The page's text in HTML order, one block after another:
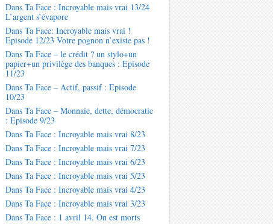
Dans Ta Face : Incroyable mais vrai 13/24
L’argent s’évapore
Dans Ta Face: Incroyable mais vrai !
Episode 12/23 Votre pognon n’existe pas !
Dans Ta Face – le crédit ? un stylo+un
papier+un privilège des banques : Episode
11/23
Dans Ta Face – Actif, passif : Episode
10/23
Dans Ta Face – Monnaie, dette, démocratie
: Episode 9/23
Dans Ta Face : Incroyable mais vrai 8/23
Dans Ta Face : Incroyable mais vrai 7/23
Dans Ta Face : Incroyable mais vrai 6/23
Dans Ta Face : Incroyable mais vrai 5/23
Dans Ta Face : Incroyable mais vrai 4/23
Dans Ta Face : Incroyable mais vrai 3/23
Dans Ta Face : 1 avril 14. On est morts